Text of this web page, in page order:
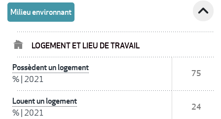
Milieu environnant expand_less
LOGEMENT ET LIEU DE TRAVAIL
Possèdent un logement
% 2021
75
Louent un logement
% 2021
24